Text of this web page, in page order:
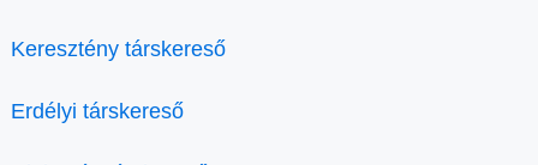
Keresztény társkereső
Erdélyi társkereső